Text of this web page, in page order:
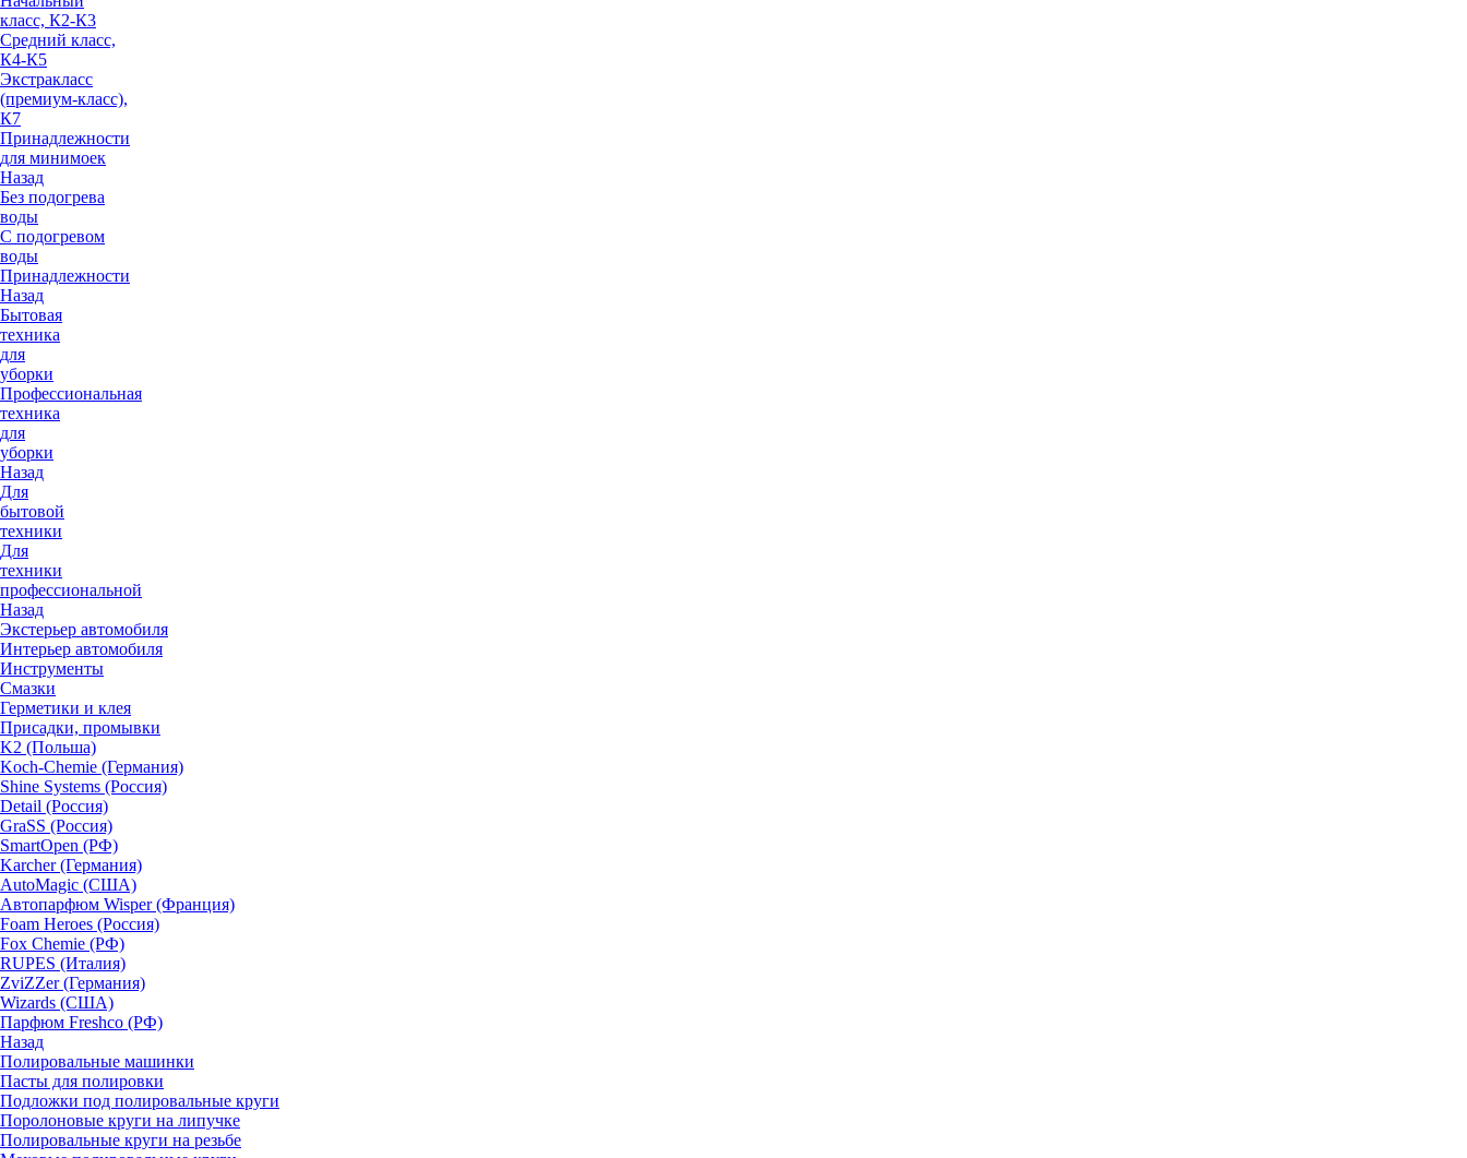
класс, К2-К3
Средний класс,
К4-К5
Экстракласс
(премиум-класс),
К7
Принадлежности
для минимоек
Назад
Без подогрева
воды
С подогревом
воды
Принадлежности
Назад
Бытовая
техника
для
уборки
Профессиональная
техника
для
уборки
Назад
Для
бытовой
техники
Для
техники
профессиональной
Назад
Экстерьер автомобиля
Интерьер автомобиля
Инструменты
Смазки
Герметики и клея
Присадки, промывки
K2 (Польша)
Koch-Chemie (Германия)
Shine Systems (Россия)
Detail (Россия)
GraSS (Россия)
SmartOpen (РФ)
Karcher (Германия)
AutoMagic (США)
Автопарфюм Wisper (Франция)
Foam Heroes (Россия)
Fox Chemie (РФ)
RUPES (Италия)
ZviZZer (Германия)
Wizards (США)
Парфюм Freshco (РФ)
Назад
Полировальные машинки
Пасты для полировки
Подложки под полировальные круги
Поролоновые круги на липучке
Полировальные круги на резьбе